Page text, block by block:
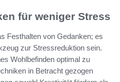
für weniger Stress
Festhalten von Gedanken; es
zur Stressreduktion sein.
Wohlbefinden optimal zu
in Betracht gezogen